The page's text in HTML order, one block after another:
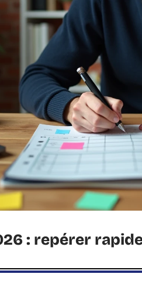
: repérer